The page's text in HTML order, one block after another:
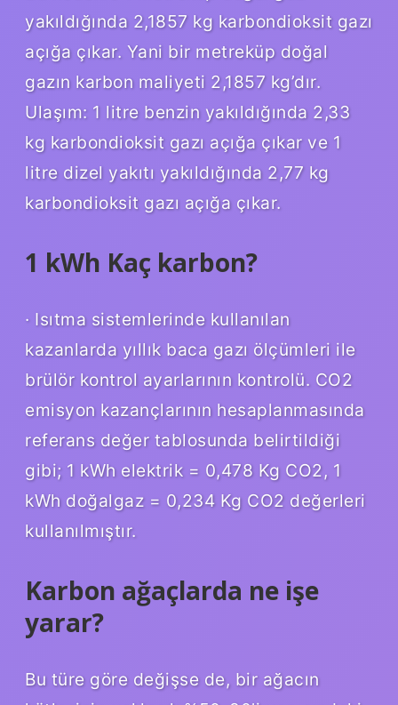
yakıldığında 2,1857 kg karbondioksit gazı
açığa çıkar. Yani bir metreküp doğal
gazın karbon maliyeti 2,1857 kg’dır.
Ulaşım: 1 litre benzin yakıldığında 2,33
kg karbondioksit gazı açığa çıkar ve 1
litre dizel yakıtı yakıldığında 2,77 kg
karbondioksit gazı açığa çıkar.
1 kWh Kaç karbon?
· Isıtma sistemlerinde kullanılan
kazanlarda yıllık baca gazı ölçümleri ile
brülör kontrol ayarlarının kontrolü. CO2
emisyon kazançlarının hesaplanmasında
referans değer tablosunda belirtildiği
gibi; 1 kWh elektrik = 0,478 Kg CO2, 1
kWh doğalgaz = 0,234 Kg CO2 değerleri
kullanılmıştır.
Karbon ağaçlarda ne işe
yarar?
Bu türe göre değişse de, bir ağacın